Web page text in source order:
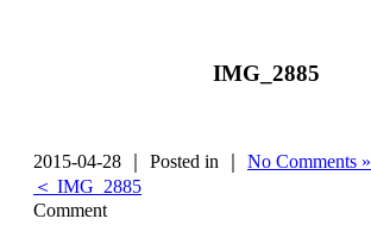
IMG_2885
2015-04-28 ｜ Posted in ｜ No Comments »
＜ IMG_2885
Comment